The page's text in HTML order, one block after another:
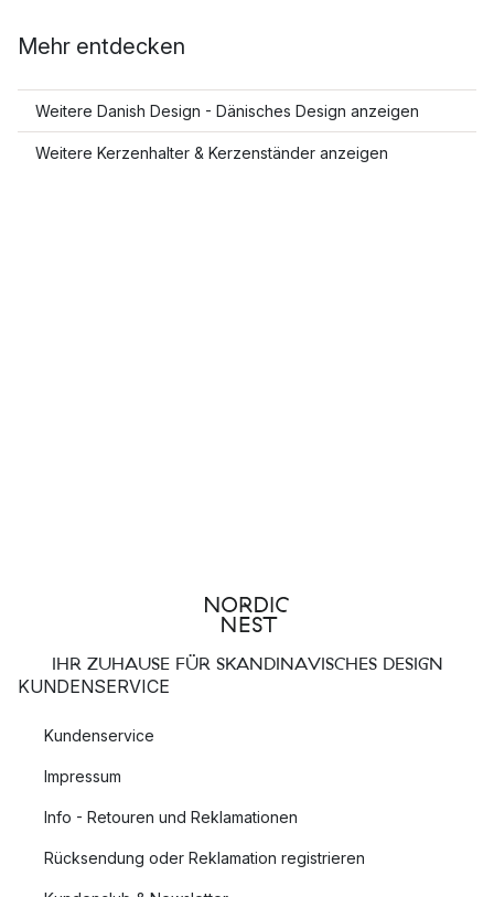
Mehr entdecken
Weitere Danish Design - Dänisches Design anzeigen
Weitere Kerzenhalter & Kerzenständer anzeigen
IHR ZUHAUSE FÜR SKANDINAVISCHES DESIGN
KUNDENSERVICE
Kundenservice
Impressum
Info - Retouren und Reklamationen
Rücksendung oder Reklamation registrieren